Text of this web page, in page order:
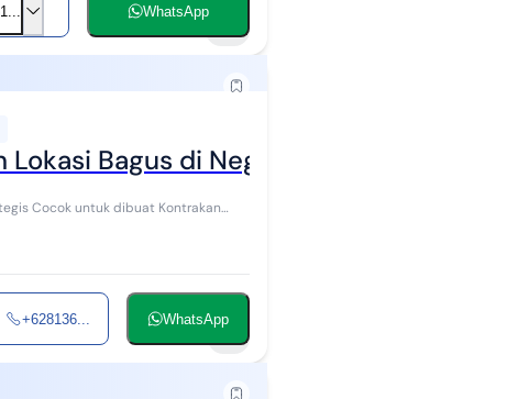
WhatsApp
Bagus di Neglasari Banten
+628136... WhatsApp